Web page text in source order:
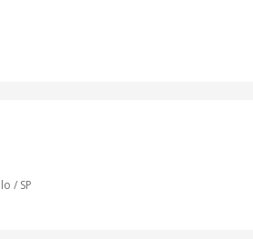
/ SP